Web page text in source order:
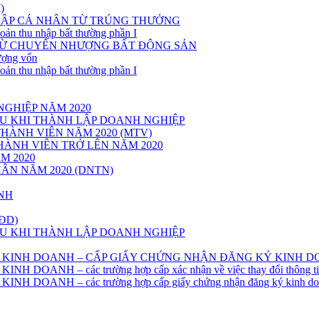
CÁ NHÂN TỪ TRÚNG THƯỞNG
thu nhập bất thường phần I
CHUYỂN NHƯỢNG BẤT ĐỘNG SẢN
vốn
thu nhập bất thường phần I
NĂM 2020
KHI THÀNH LẬP DOANH NGHIỆP
VIÊN NĂM 2020 (MTV)
VIÊN TRỞ LÊN NĂM 2020
2020
NĂM 2020 (DNTN)
KHI THÀNH LẬP DOANH NGHIỆP
DOANH – CẤP GIẤY CHỨNG NHẬN ĐĂNG KÝ KINH
DOANH – các trường hợp cấp xác nhận về việc thay đổi thông
DOANH – các trường hợp cấp giấy chứng nhận đăng ký kinh